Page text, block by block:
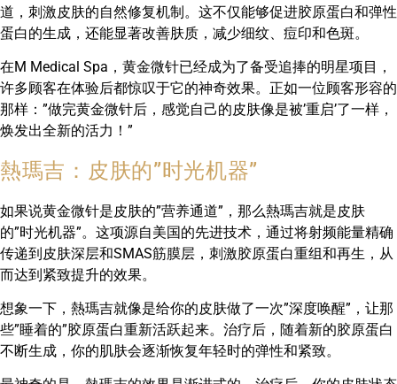
道，刺激皮肤的自然修复机制。这不仅能够促进胶原蛋白和弹性
蛋白的生成，还能显著改善肤质，减少细纹、痘印和色斑。
在M Medical Spa，黄金微针已经成为了备受追捧的明星项目，
许多顾客在体验后都惊叹于它的神奇效果。正如一位顾客形容的
那样：”做完黄金微针后，感觉自己的皮肤像是被’重启’了一样，
焕发出全新的活力！”
熱瑪吉：皮肤的”时光机器”
如果说黄金微针是皮肤的”营养通道”，那么熱瑪吉就是皮肤
的”时光机器”。这项源自美国的先进技术，通过将射频能量精确
传递到皮肤深层和SMAS筋膜层，刺激胶原蛋白重组和再生，从
而达到紧致提升的效果。
想象一下，熱瑪吉就像是给你的皮肤做了一次”深度唤醒”，让那
些”睡着的”胶原蛋白重新活跃起来。治疗后，随着新的胶原蛋白
不断生成，你的肌肤会逐渐恢复年轻时的弹性和紧致。